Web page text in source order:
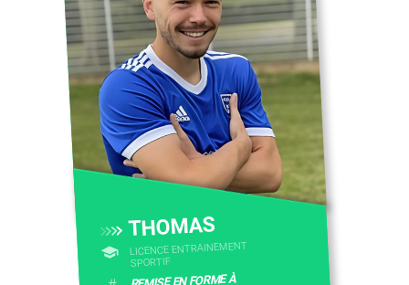
THOMAS
LICENCE ENTRAINEMENT
SPORTIF
REMISE EN FORME À